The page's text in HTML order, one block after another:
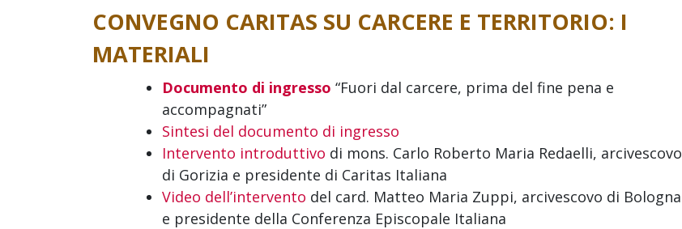
CONVEGNO CARITAS SU CARCERE E TERRITORIO: I
MATERIALI
Documento di ingresso “Fuori dal carcere, prima del fine pena e
accompagnati”
Sintesi del documento di ingresso
Intervento introduttivo di mons. Carlo Roberto Maria Redaelli, arcivescovo
di Gorizia e presidente di Caritas Italiana
Video dell’intervento del card. Matteo Maria Zuppi, arcivescovo di Bologna
e presidente della Conferenza Episcopale Italiana